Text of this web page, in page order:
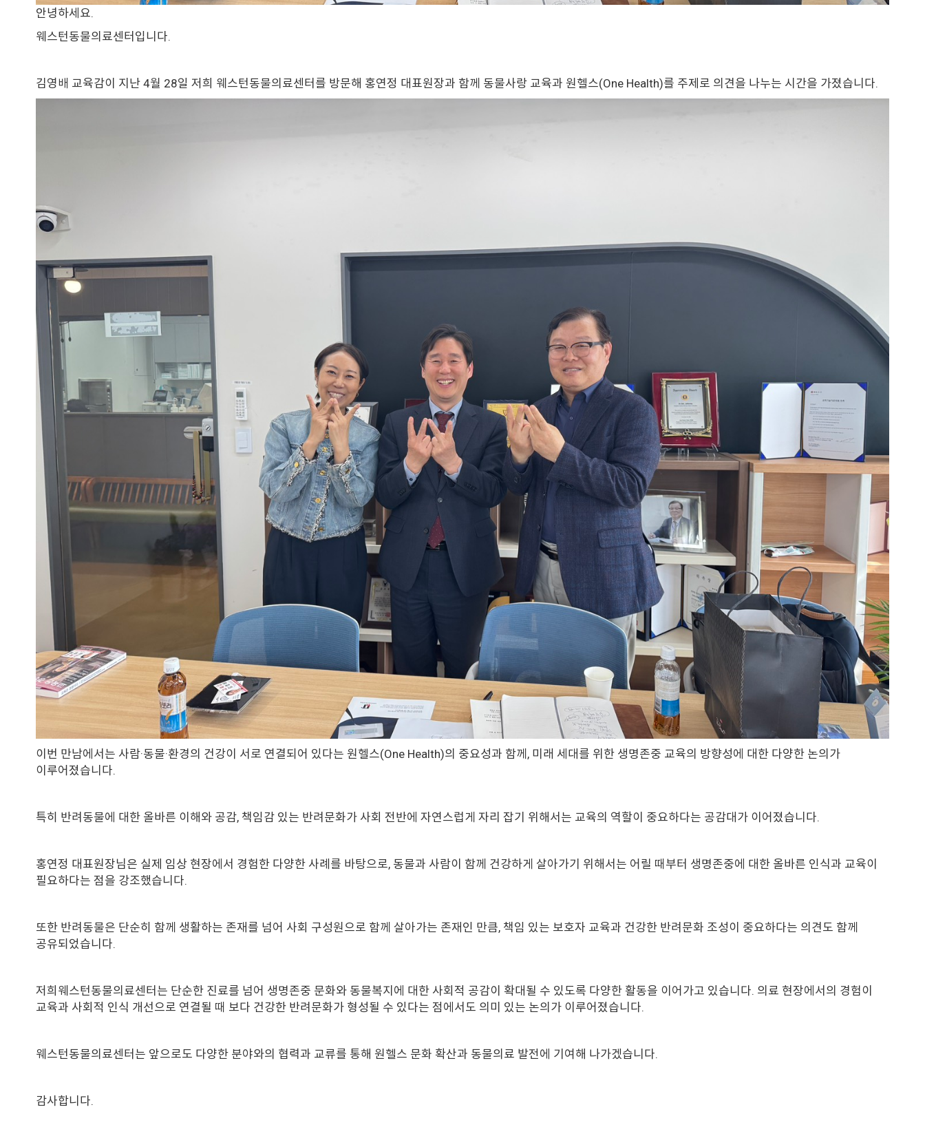
안녕하세요.
웨스턴동물의료센터입니다.
김영배 교육감이 지난 4월 28일 저희 웨스턴동물의료센터를 방문해 홍연정 대표원장과 함께 동물사랑 교육과 원헬스(One Health)를 주제로 의견을 나누는 시간을 가졌습니다.
이번 만남에서는 사람·동물·환경의 건강이 서로 연결되어 있다는 원헬스(One Health)의 중요성과 함께, 미래 세대를 위한 생명존중 교육의 방향성에 대한 다양한 논의가
이루어졌습니다.
특히 반려동물에 대한 올바른 이해와 공감, 책임감 있는 반려문화가 사회 전반에 자연스럽게 자리 잡기 위해서는 교육의 역할이 중요하다는 공감대가 이어졌습니다.
홍연정 대표원장님은 실제 임상 현장에서 경험한 다양한 사례를 바탕으로, 동물과 사람이 함께 건강하게 살아가기 위해서는 어릴 때부터 생명존중에 대한 올바른 인식과 교육이
필요하다는 점을 강조했습니다.
또한 반려동물은 단순히 함께 생활하는 존재를 넘어 사회 구성원으로 함께 살아가는 존재인 만큼, 책임 있는 보호자 교육과 건강한 반려문화 조성이 중요하다는 의견도 함께
공유되었습니다.
저희웨스턴동물의료센터는 단순한 진료를 넘어 생명존중 문화와 동물복지에 대한 사회적 공감이 확대될 수 있도록 다양한 활동을 이어가고 있습니다. 의료 현장에서의 경험이
교육과 사회적 인식 개선으로 연결될 때 보다 건강한 반려문화가 형성될 수 있다는 점에서도 의미 있는 논의가 이루어졌습니다.
웨스턴동물의료센터는 앞으로도 다양한 분야와의 협력과 교류를 통해 원헬스 문화 확산과 동물의료 발전에 기여해 나가겠습니다.
감사합니다.